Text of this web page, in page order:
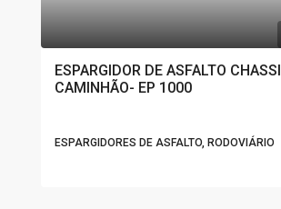
ESPARGIDOR DE ASFALTO CHASSI
CAMINHÃO- EP 1000
ESPARGIDORES DE ASFALTO, RODOVIÁRIO